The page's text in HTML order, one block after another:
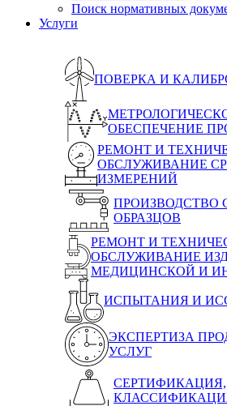
Поиск нормативных
Услуги
ПОВЕРКА И
ОБЕСПЕЧЕНИЕ
РЕМОНТ И
ОБСЛУЖИВАНИЕ
ИЗМЕРЕНИЙ
ПРОИЗВОДСТВО
ОБРАЗЦОВ
РЕМОНТ И
ОБСЛУЖИВАНИЕ
МЕДИЦИНСКОЙ И
ИСПЫТАНИЯ И
ЭКСПЕРТИЗА
УСЛУГ
СЕРТИФИКАЦИЯ,